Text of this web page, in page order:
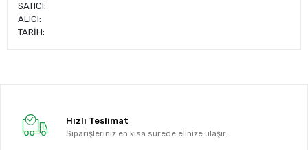
SATICI:
ALICI:
TARİH:
Hızlı Teslimat
Siparişleriniz en kısa sürede elinize ulaşır.